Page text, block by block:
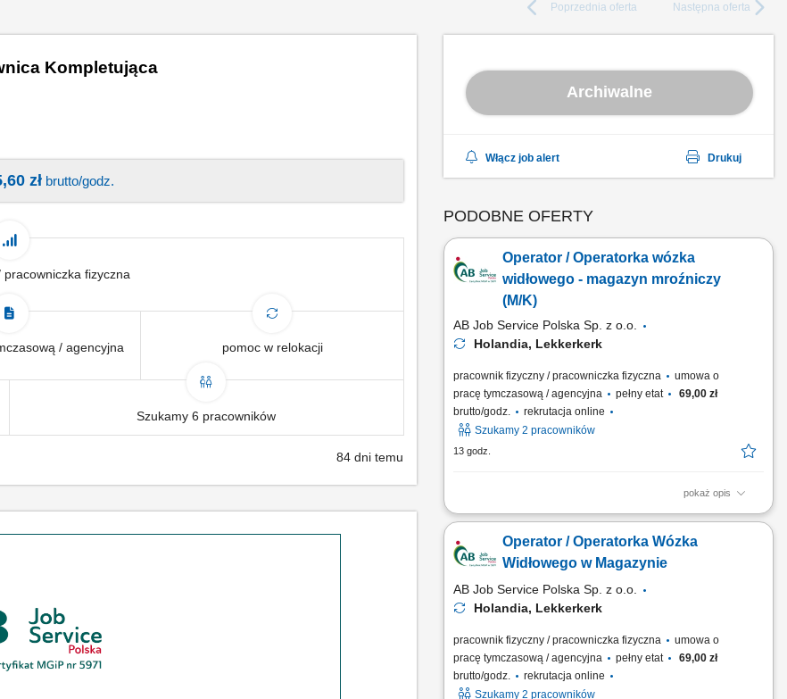
Poprzednia oferta Następna oferta
Kompletująca
zł brutto/godz.
fizyczna
/ agencyjna pomoc w relokacji
Szukamy 6 pracowników
84 dni temu
Archiwalne
Włącz job alert Drukuj
PODOBNE OFERTY
Operator / Operatorka wózka
widłowego - magazyn mroźniczy
(M/K)
AB Job Service Polska Sp. z o.o.
Holandia, Lekkerkerk
pracownik fizyczny / pracowniczka fizyczna
umowa o
pracę tymczasową / agencyjna
pełny etat
69,00 zł
brutto/godz.
rekrutacja online
Szukamy 2 pracowników
13 godz.
pokaż opis
Firma działająca w obszarze magazynowania i logistyki.
zamówień oraz dystrybucją produktów do klientów. Magazyn
jest przystosowany do sprawnej obsługi procesów
Operator / Operatorka Wózka
Widłowego w Magazynie
AB Job Service Polska Sp. z o.o.
Holandia, Lekkerkerk
pracownik fizyczny / pracowniczka fizyczna
umowa o
pracę tymczasową / agencyjna
pełny etat
69,00 zł
brutto/godz.
rekrutacja online
Szukamy 2 pracowników